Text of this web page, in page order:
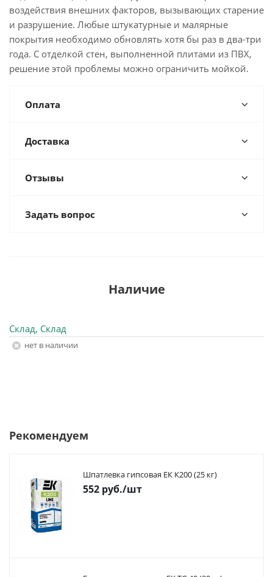
воздействия внешних факторов, вызывающих старение
и разрушение. Любые штукатурные и малярные
покрытия необходимо обновлять хотя бы раз в два-три
года. С отделкой стен, выполненной плитами из ПВХ,
решение этой проблемы можно ограничить мойкой.
Оплата
Доставка
Отзывы
Задать вопрос
Наличие
Склад, Склад
Нет в наличии
Рекомендуем
Шпатлевка гипсовая ЕК К200 (25 кг)
552 руб./шт